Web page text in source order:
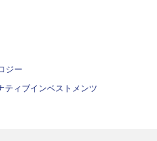
ジー
ティブインベストメンツ